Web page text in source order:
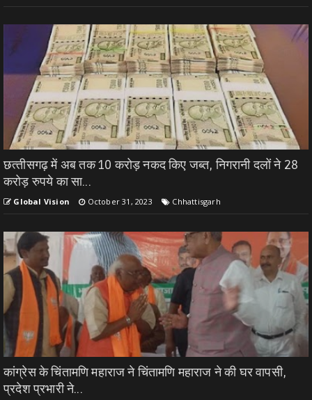
छत्‍तीसगढ़ में अब तक 10 करोड़ नकद किए जब्त, निगरानी दलों ने 28
करोड़ रुपये का सा...
Global Vision October 31, 2023 Chhattisgarh
कांग्रेस के चिंतामणि महाराज ने चिंतामणि महाराज ने की घर वापसी,
प्रदेश प्रभारी ने...